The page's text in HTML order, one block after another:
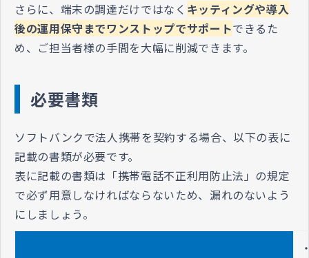
さらに、端末の調達だけではなく キッティングや導入
後の運用保守までワンストップでサポートできるた
め、ご担当者様の手間を大幅に削減できます。
必要書類
ソフトバンクで法人携帯を契約する場合、以下の表に
記載の書類が必要です。
表に記載の書類は「携帯電話不正利用防止法」の規定
で必ず用意しなければならないため、漏れのないよう
にしましょう。